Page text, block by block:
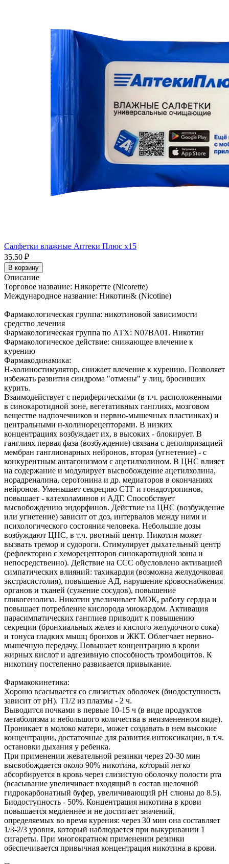
Салфетки влажные Аптеки Плюс x15
35.50 ₽
В корзину
Описание
Торговое название: Никоретте (Nicorette)
Международное название: Никотин& (Nicotine)
Фармакологическая группа: никотиновой зависимости
средство лечения
Фармакологическая группа по АТХ: N07BA01. Никотин
Фармакологическое действие: снижающее влечение к
курению
Фармакодинамика:
Н-холиностимулятор, снижает влечение к курению. Позволяет
избежать развития синдрома "отмены" у лиц, бросивших
курить.
Взаимодействует с периферическими (в т.ч. расположенными
в синокаротидной зоне, вегетативных ганглиях, мозговом
веществе надпочечников и нервно-мышечных пластинках) и
центральными н-холинорецепторами. В низких
концентрациях возбуждает их, в высоких - блокирует. В
ганглиях первая фаза (возбуждение) связана с деполяризацией
мембран ганглионарных нейронов, вторая (угнетение) - с
конкурентным антагонизмом с ацетилхолином. В ЦНС влияет
на содержание и модулирует высвобождение ацетилхолина,
норадреналина, серотонина и др. медиаторов в окончаниях
нейронов. Уменьшает секрецию СТГ и гонадотропинов,
повышает - катехоламинов и АДГ. Способствует
высвобождению эндорфинов. Действие на ЦНС (возбуждение
или угнетение) зависит от доз, интервалов между ними и
психологического состояния человека. Небольшие дозы
возбуждают ЦНС, в т.ч. рвотный центр. Никотин может
вызвать тремор и судороги. Стимулирует дыхательный центр
(рефлекторно с хеморецепторов синокаротидной зоны и
непосредственно). Действие на ССС обусловлено активацией
симпатических влияний: тахикардия (возможна желудочковая
экстрасистолия), повышение АД, нарушение кровоснабжения
органов и тканей (сужение сосудов), повышение
гликогенолиза. Никотин увеличивает МОК, работу сердца и
повышает потребление кислорода миокардом. Активация
парасимпатических ганглиев приводит к повышению
секреции (бронхиальных желез и кислого желудочного сока)
и тонуса гладких мышц бронхов и ЖКТ. Облегчает нервно-
мышечную передачу. Повышает концентрацию в крови
жирных кислот и адгезивную способность тромбоцитов. К
никотину постепенно развивается привыкание.
Фармакокинетика:
Хорошо всасывается со слизистых оболочек (биодоступность
зависит от pH). T1/2 из плазмы - 2 ч.
Выводится почками в первые 10-15 ч (в виде продуктов
метаболизма и небольшого количества в неизмененном виде).
Проникает в молоко матери, может создавать в нем высокие
концентрации, достаточные для развития интоксикации, в т.ч.
остановки дыхания у ребенка.
При применении жевательной резинки через 20-30 мин
высвобождается около 90% никотина, который легко
абсорбируется в кровь через слизистую оболочку полости рта
(всасывание увеличивает входящий в состав щелочной
гидрокарбонатный буфер, увеличивающий pH слюны до 8.5).
Биодоступность - 50%. Концентрация никотина в крови
повышается медленнее и не достигает значений,
определяемых во время курения: через 30 мин она составляет
1/3-2/3 уровня, который наблюдается при выкуривании 1
сигареты. При многократном применении резинки
обеспечивается привычная концентрация никотина в крови.